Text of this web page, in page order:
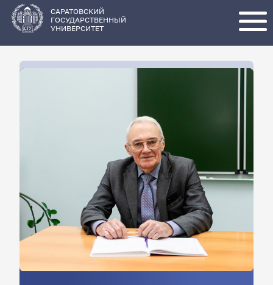
основному
содержанию
САРАТОВСКИЙ
ГОСУДАРСТВЕННЫЙ
УНИВЕРСИТЕТ